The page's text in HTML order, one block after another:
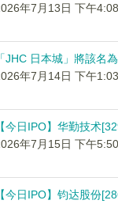
年7月13日 下午4:08
「JHC 日本城」將該名
年7月14日 下午1:03
【今日IPO】华勤技术
年7月15日 下午5:50
【今日IPO】钧达股份